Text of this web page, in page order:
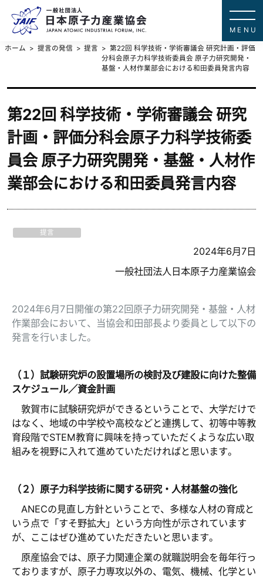
ホーム 提言の発信 提言
第22回 科学技術・学術審議会 研究計画・評価
分科会原子力科学技術委員会 原子力研究開発・
基盤・人材作業部会における和田委員発言内容
第22回 科学技術・学術審議会 研究
計画・評価分科会原子力科学技術委
員会 原子力研究開発・基盤・人材作
業部会における和田委員発言内容
提言
2024年6月7日
一般社団法人日本原子力産業協会
2024年6月7日開催の第22回原子力研究開発・基盤・人材
作業部会において、当協会和田部長より委員として以下の
発言を行いました。
（１）試験研究炉の設置場所の検討及び建設に向けた整備
スケジュール／資金計画
敦賀市に試験研究炉ができるということで、大学だけで
はなく、地域の中学校や高校などと連携して、初等中等教
育段階でSTEM教育に興味を持っていただくような広い取
組みを視野に入れて進めていただければと思います。
（２）原子力科学技術に関する研究・人材基盤の強化
ANECの見直し方針ということで、多様な人材の育成と
いう点で「すそ野拡大」という方向性が示されています
が、ここはぜひ進めていただきたいと思います。
原産協会では、原子力関連企業の就職説明会を毎年行っ
ておりますが、原子力専攻以外の、電気、機械、化学とい